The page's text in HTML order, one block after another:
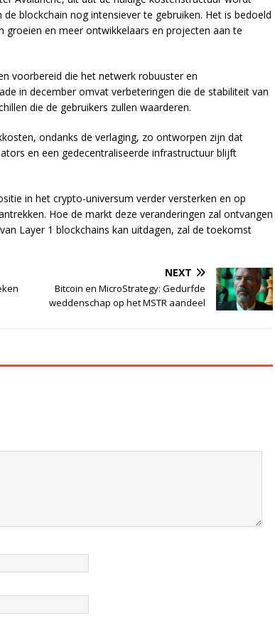
blockchain nog intensiever te gebruiken. Het is bedoeld
en meer ontwikkelaars en projecten aan te
voorbereid die het netwerk robuuster en
in december omvat verbeteringen die de stabiliteit van
die de gebruikers zullen waarderen.
ondanks de verlaging, zo ontworpen zijn dat
en een gedecentraliseerde infrastructuur blijft
in het crypto-universum verder versterken en op
Hoe de markt deze veranderingen zal ontvangen
Layer 1 blockchains kan uitdagen, zal de toekomst
NEXT
Bitcoin en MicroStrategy: Gedurfde
weddenschap op het MSTR aandeel